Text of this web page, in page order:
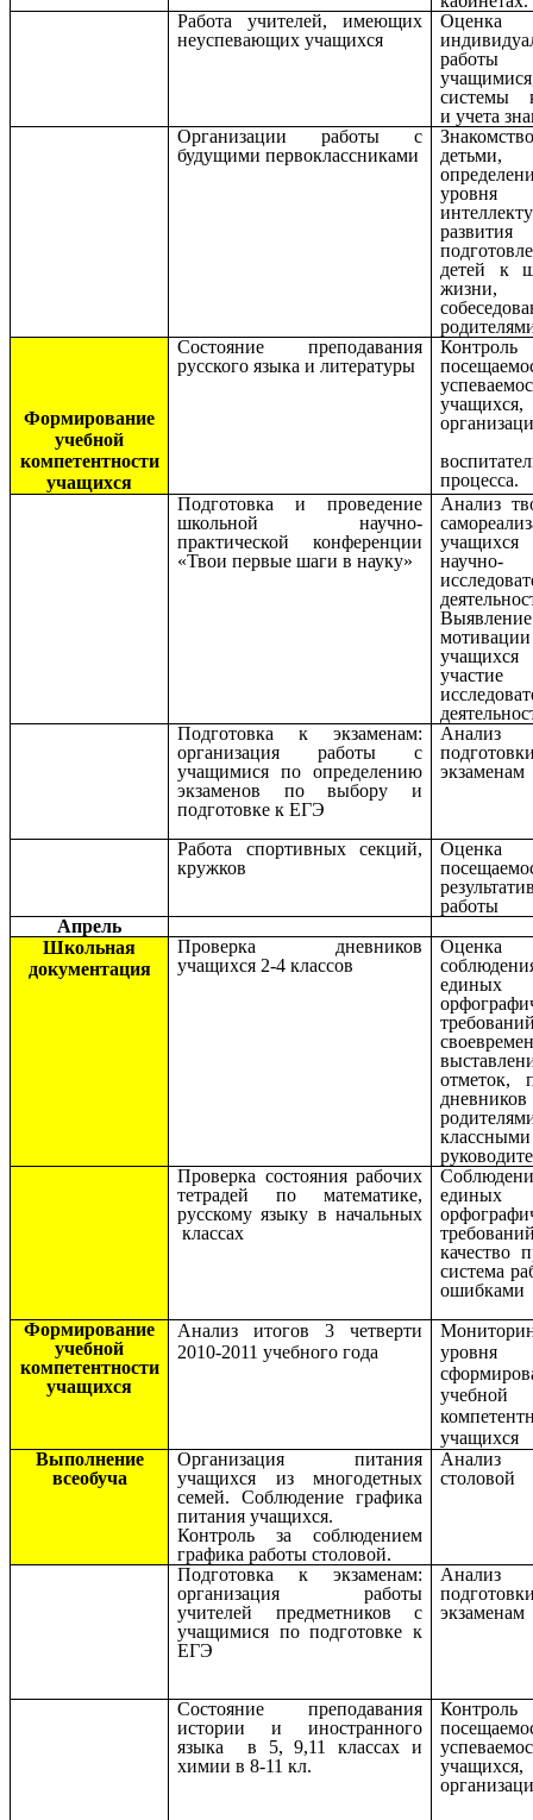
Работа учителей, имеющих
неуспевающих учащихся
Оценка
системы
и учета
Организации работы с
будущими первоклассниками
детьми,
уровня
детей к
жизни,
Формирование
учебной
компетентности
учащихся
Состояние преподавания
русского языка и литературы
процесса.
Подготовка и проведение
школьной научно-
практической конференции
«Твои первые шаги в науку»
Анализ
научно-
мотивации
Подготовка к экзаменам:
организация работы с
учащимися по определению
экзаменов по выбору и
подготовке к ЕГЭ
экзаменам
Работа спортивных секций,
кружков
Оценка
работы
Апрель
Школьная
документация
Проверка дневников
учащихся 2-4 классов
Оценка
единых
отметок,
дневников
классными
Проверка состояния рабочих
тетрадей по математике,
русскому языку в начальных
классах
единых
качество
система
ошибками
Формирование
учебной
компетентности
учащихся
Анализ итогов 3 четверти
2010-2011 учебного года
уровня
учебной
учащихся
Выполнение
всеобуча
Организация питания
учащихся из многодетных
семей. Соблюдение графика
питания учащихся.
Контроль за соблюдением
графика работы столовой.
Анализ
столовой
Подготовка к экзаменам:
организация работы
учителей предметников с
учащимися по подготовке к
ЕГЭ
экзаменам
Состояние преподавания
истории и иностранного
языка в 5, 9,11 классах и
химии в 8-11 кл.